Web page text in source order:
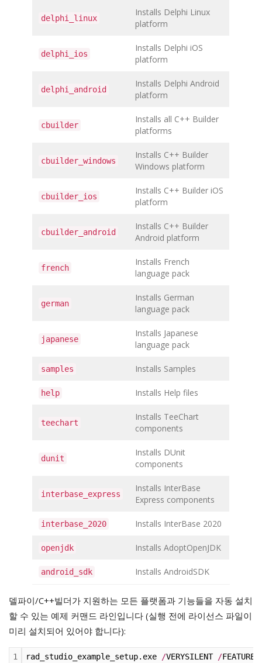
delphi_linux
Installs Delphi Linux
platform
delphi_ios
Installs Delphi iOS
platform
delphi_android
Installs Delphi Android
platform
cbuilder
Installs all C++ Builder
platforms
cbuilder_windows
Installs C++ Builder
Windows platform
cbuilder_ios
Installs C++ Builder iOS
platform
cbuilder_android
Installs C++ Builder
Android platform
french
Installs French
language pack
german
Installs German
language pack
japanese
Installs Japanese
language pack
samples Installs Samples
help Installs Help files
teechart
Installs TeeChart
components
dunit
Installs DUnit
components
interbase_express
Installs InterBase
Express components
interbase_2020 Installs InterBase 2020
openjdk Installs AdoptOpenJDK
android_sdk Installs AndroidSDK
델파이/C++빌더가 지원하는 모든 플랫폼과 기능들을 자동 설치
할 수 있는 예제 커맨드 라인입니다 (실행 전에 라이선스 파일이
미리 설치되어 있어야 합니다):
1 rad_studio_example_setup.exe /VERYSILENT /FEATURES